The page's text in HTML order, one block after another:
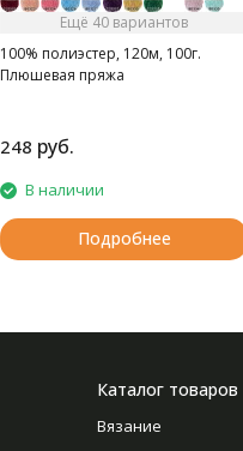
Ещё 40 вариантов
100% полиэстер, 120м, 100г.
Плюшевая пряжа
248 руб.
В наличии
Подробнее
Каталог товаров
Вязание